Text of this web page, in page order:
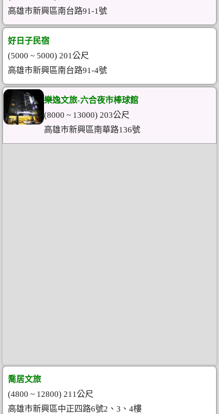
高雄市新興區南台路91-1號
好日子民宿
(5000 ~ 5000) 201公尺
高雄市新興區南台路91-4號
樂逸文旅-六合夜市棒球館
(8000 ~ 13000) 203公尺
高雄市新興區南華路136號
喬居文旅
(4800 ~ 12800) 211公尺
高雄市新興區中正四路6號2、3、4樓